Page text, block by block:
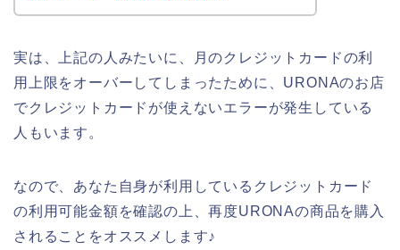
実は、上記の人みたいに、月のクレジットカードの利
用上限をオーバーしてしまったために、URONAのお店
でクレジットカードが使えないエラーが発生している
人もいます。
なので、あなた自身が利用しているクレジットカード
の利用可能金額を確認の上、再度URONAの商品を購入
されることをオススメします♪